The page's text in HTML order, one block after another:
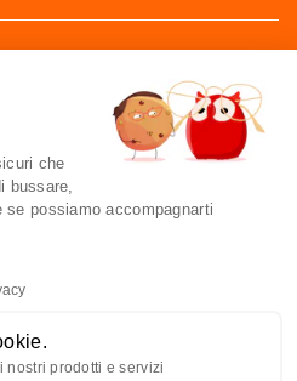
che
bussare,
se possiamo accompagnarti
nostri prodotti e servizi